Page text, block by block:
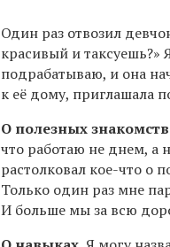
Один раз отвозил
красивый и таксуешь?»
подрабатываю, и она
к её дому, приглашала
О полезных
что работаю не днем, а
растолковал кое-что о
Только один раз мне
И больше мы за всю